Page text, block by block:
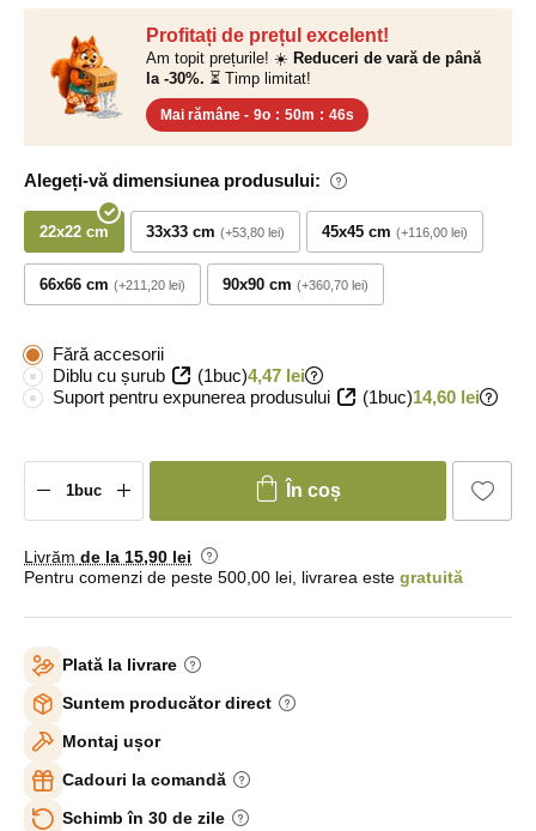
Profitați de prețul excelent!
Am topit prețurile! ☀️ Reduceri de vară de până
la -30%. ⏳ Timp limitat!
Mai rămâne - 9o : 50m : 45s
Alegeți-vă dimensiunea produsului:
22x22 cm 33x33 cm +53,80 lei 45x45 cm +116,00 lei
66x66 cm +211,20 lei 90x90 cm +360,70 lei
Fără accesorii
Diblu cu șurub
(1buc)4,47 lei
Suport pentru expunerea produsului
(1buc)14,60 lei
În coș
Livrăm de la 15,90 lei
Pentru comenzi de peste 500,00 lei, livrarea este gratuită
Plată la livrare
Suntem producător direct
Montaj ușor
Cadouri la comandă
Schimb în 30 de zile